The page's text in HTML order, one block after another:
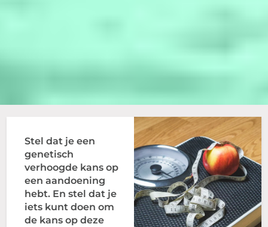
Stel dat je een
genetisch
verhoogde kans op
een aandoening
hebt. En stel dat je
iets kunt doen om
de kans op deze